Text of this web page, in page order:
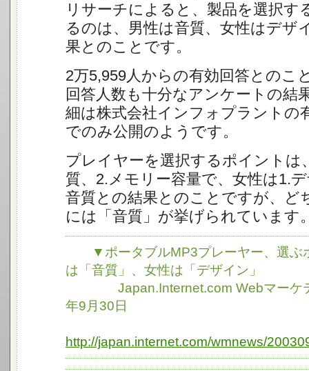
リサーチによると、製品を選択す
るのは、男性は音質、女性はデザ
果とのことです。
2万5,959人からの有効回答とのこ
回答人数も十分なアンケートの結
細は株式会社インフォプラントの
でのみ公開のようです。
プレイヤーを選択するポイントは
質、2.メモリー容量で、女性は1.
音質との結果とのことですが、ど
には「音質」が挙げられています
▼ポータブルMP3プレーヤー、選ぶ
は「音質」、女性は「デザイン」
Japan.Internet.com Webマーケテ
年9月30日
http://japan.internet.com/wmnews/